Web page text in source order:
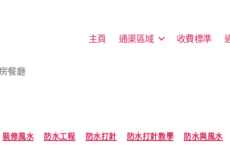
餐廳
主頁 通渠區域 收費標準
Categories
裝修風水 防水工程 防水打針 防水打針教學 防水與風水